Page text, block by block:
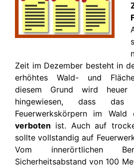
Zeit im Dezember besteht in
erhöhtes Wald- und
diesem Grund wird heuer
hingewiesen, dass das
Feuerwerkskörpern im Wald
verboten ist. Auch auf
sollte vollstandig auf
Vom innerörtlichen
Sicherheitsabstand von 100